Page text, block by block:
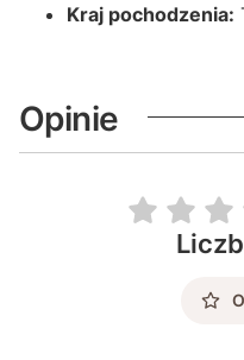
Kraj pochodzenia:
Opinie